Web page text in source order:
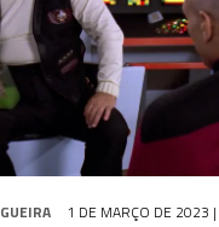
1 DE MARÇO DE 2023 |